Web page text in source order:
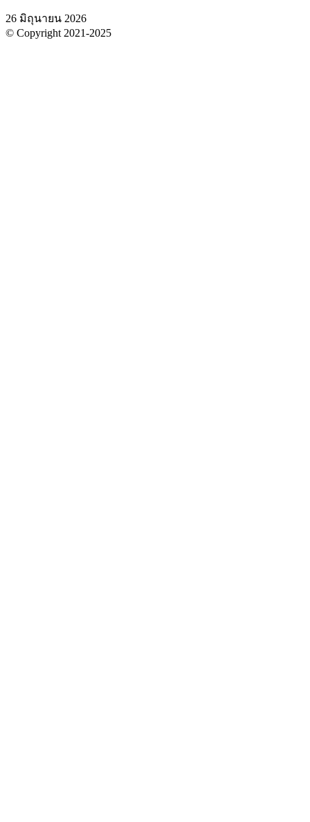
26 มิถุนายน 2026
© Copyright 2021-2025